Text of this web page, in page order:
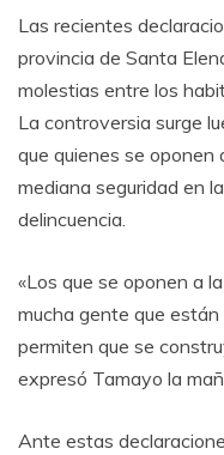
Las recientes
provincia de Santa
molestias entre los
La controversia surge
que quienes se oponen
mediana seguridad en
delincuencia.
«Los que se oponen a
mucha gente que
permiten que se
expresó Tamayo la
Ante estas